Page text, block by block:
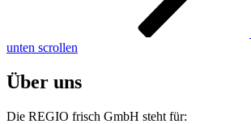
unten scrollen
Über uns
Die REGIO frisch GmbH steht für: